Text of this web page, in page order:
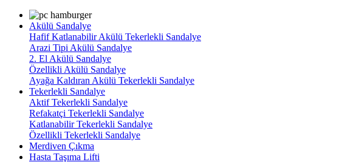
Akülü Sandalye
Hafif Katlanabilir Akülü Tekerlekli Sandalye
Arazi Tipi Akülü Sandalye
2. El Akülü Sandalye
Özellikli Akülü Sandalye
Ayağa Kaldıran Akülü Tekerlekli Sandalye
Tekerlekli Sandalye
Aktif Tekerlekli Sandalye
Refakatçi Tekerlekli Sandalye
Katlanabilir Tekerlekli Sandalye
Özellikli Tekerlekli Sandalye
Merdiven Çıkma
Hasta Taşıma Lifti